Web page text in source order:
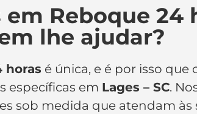
Reboque 24
lhe ajudar?
horas é única, e é por isso
específicas em Lages – SC.
sob medida que atendam às